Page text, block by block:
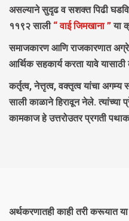
असल्याने सुदृढ व सशक्त पिढी
११९२ साली “ वाई जिमखाना ”या
समाजकारण आणि राजकारणात
आर्थिक सहकार्य करता यावे
कर्तृत्व, नेत्तृत्व, वक्तृत्व यांचा
साली काळाने हिरावून नेले.
कामकाज हे उत्तरोउतर प्रगती
अर्थकरणातही काही तरी करूयात